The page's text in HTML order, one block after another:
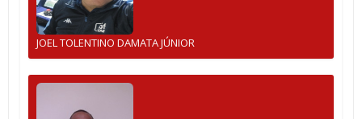
JOEL TOLENTINO DAMATA JÚNIOR